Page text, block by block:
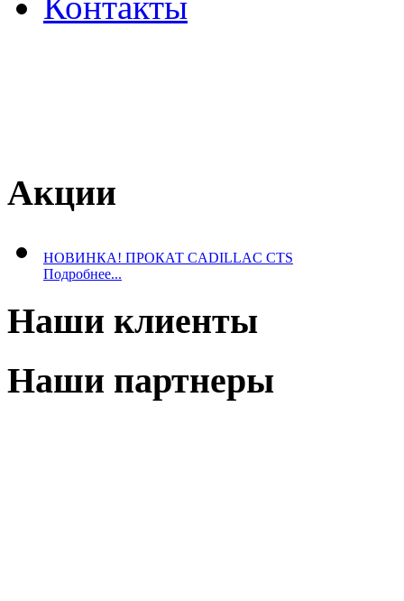
Акции
НОВИНКА! ПРОКАТ CADILLAC CTS
Подробнее...
Наши клиенты
Наши партнеры